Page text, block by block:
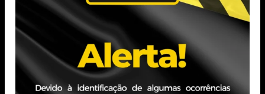
INVALIDADE
SANCIONADA